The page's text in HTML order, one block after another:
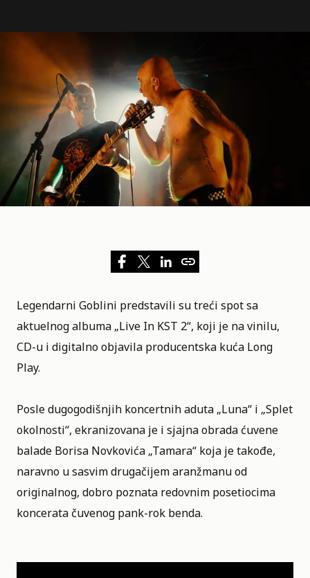
Legendarni Goblini predstavili su treći spot sa
aktuelnog albuma „Live In KST 2“, koji je na vinilu,
CD-u i digitalno objavila producentska kuća Long
Play.
Posle dugogodišnjih koncertnih aduta „Luna“ i „Splet
okolnosti“, ekranizovana je i sjajna obrada ćuvene
balade Borisa Novkovića „Tamara“ koja je takođe,
naravno u sasvim drugačijem aranžmanu od
originalnog, dobro poznata redovnim posetiocima
koncerata čuvenog pank-rok benda.